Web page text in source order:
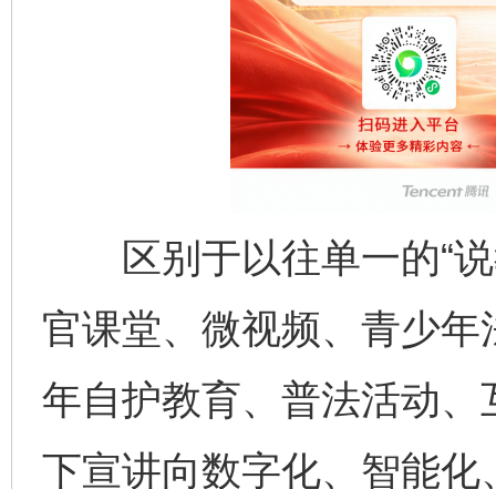
区别于以往单一的“说
官课堂、微视频、青少
年自护教育、普法活动
下宣讲向数字化、智能化